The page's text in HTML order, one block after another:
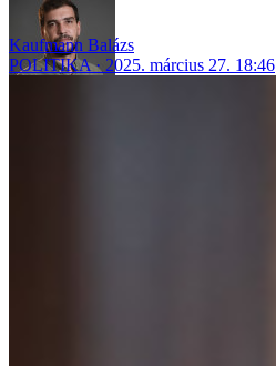
Kaufmann Balázs
POLITIKA
2025. március 27. 18:46